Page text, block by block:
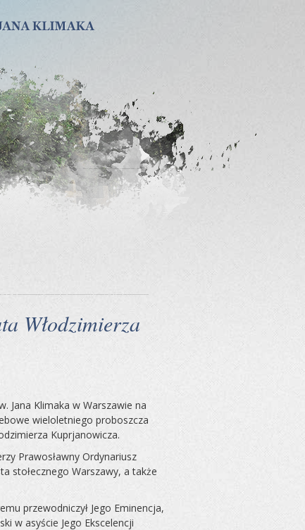
Włodzimierza
Jana Klimaka w Warszawie na
wieloletniego proboszcza
Kuprjanowicza.
Prawosławny Ordynariusz
stołecznego Warszawy, a także
przewodniczył Jego Eminencja,
w asyście Jego Ekscelencji